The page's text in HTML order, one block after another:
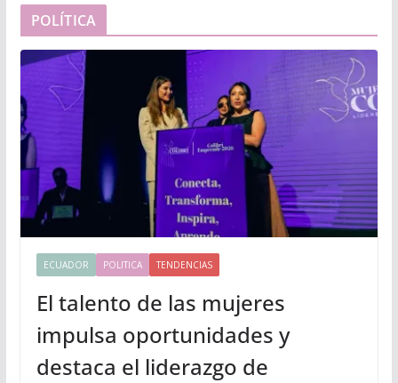
POLÍTICA
ECUADOR POLITICA TENDENCIAS
El talento de las mujeres
impulsa oportunidades y
destaca el liderazgo de